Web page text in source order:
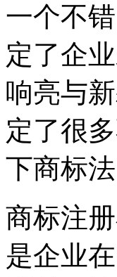
一个不
定了企
响亮与
定了很
下商标
商标注
是企业